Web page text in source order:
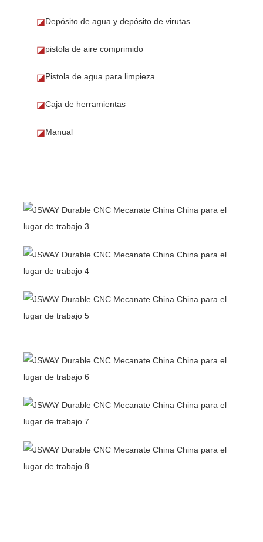
◪Depósito de agua y depósito de virutas
◪pistola de aire comprimido
◪Pistola de agua para limpieza
◪Caja de herramientas
◪Manual